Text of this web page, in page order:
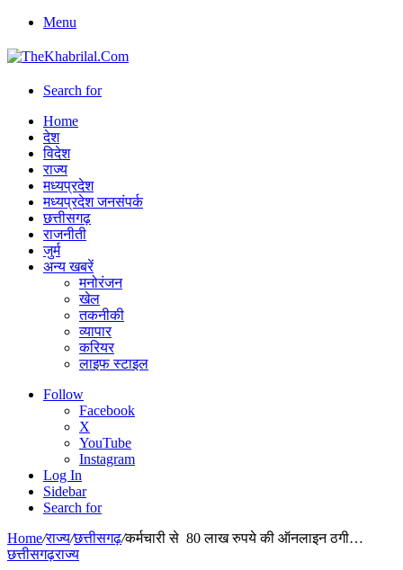
Menu
Search for
Home
देश
विदेश
राज्य
मध्यप्रदेश
मध्यप्रदेश जनसंपर्क
छत्तीसगढ़
राजनीती
जुर्म
अन्य खबरें
मनोरंजन
खेल
तकनीकी
व्यापार
करियर
लाइफ स्टाइल
Follow
Facebook
X
YouTube
Instagram
Log In
Sidebar
Search for
Home/राज्य/छत्तीसगढ़/कर्मचारी से 80 लाख रुपये की ऑनलाइन ठगी…
छत्तीसगढ़राज्य